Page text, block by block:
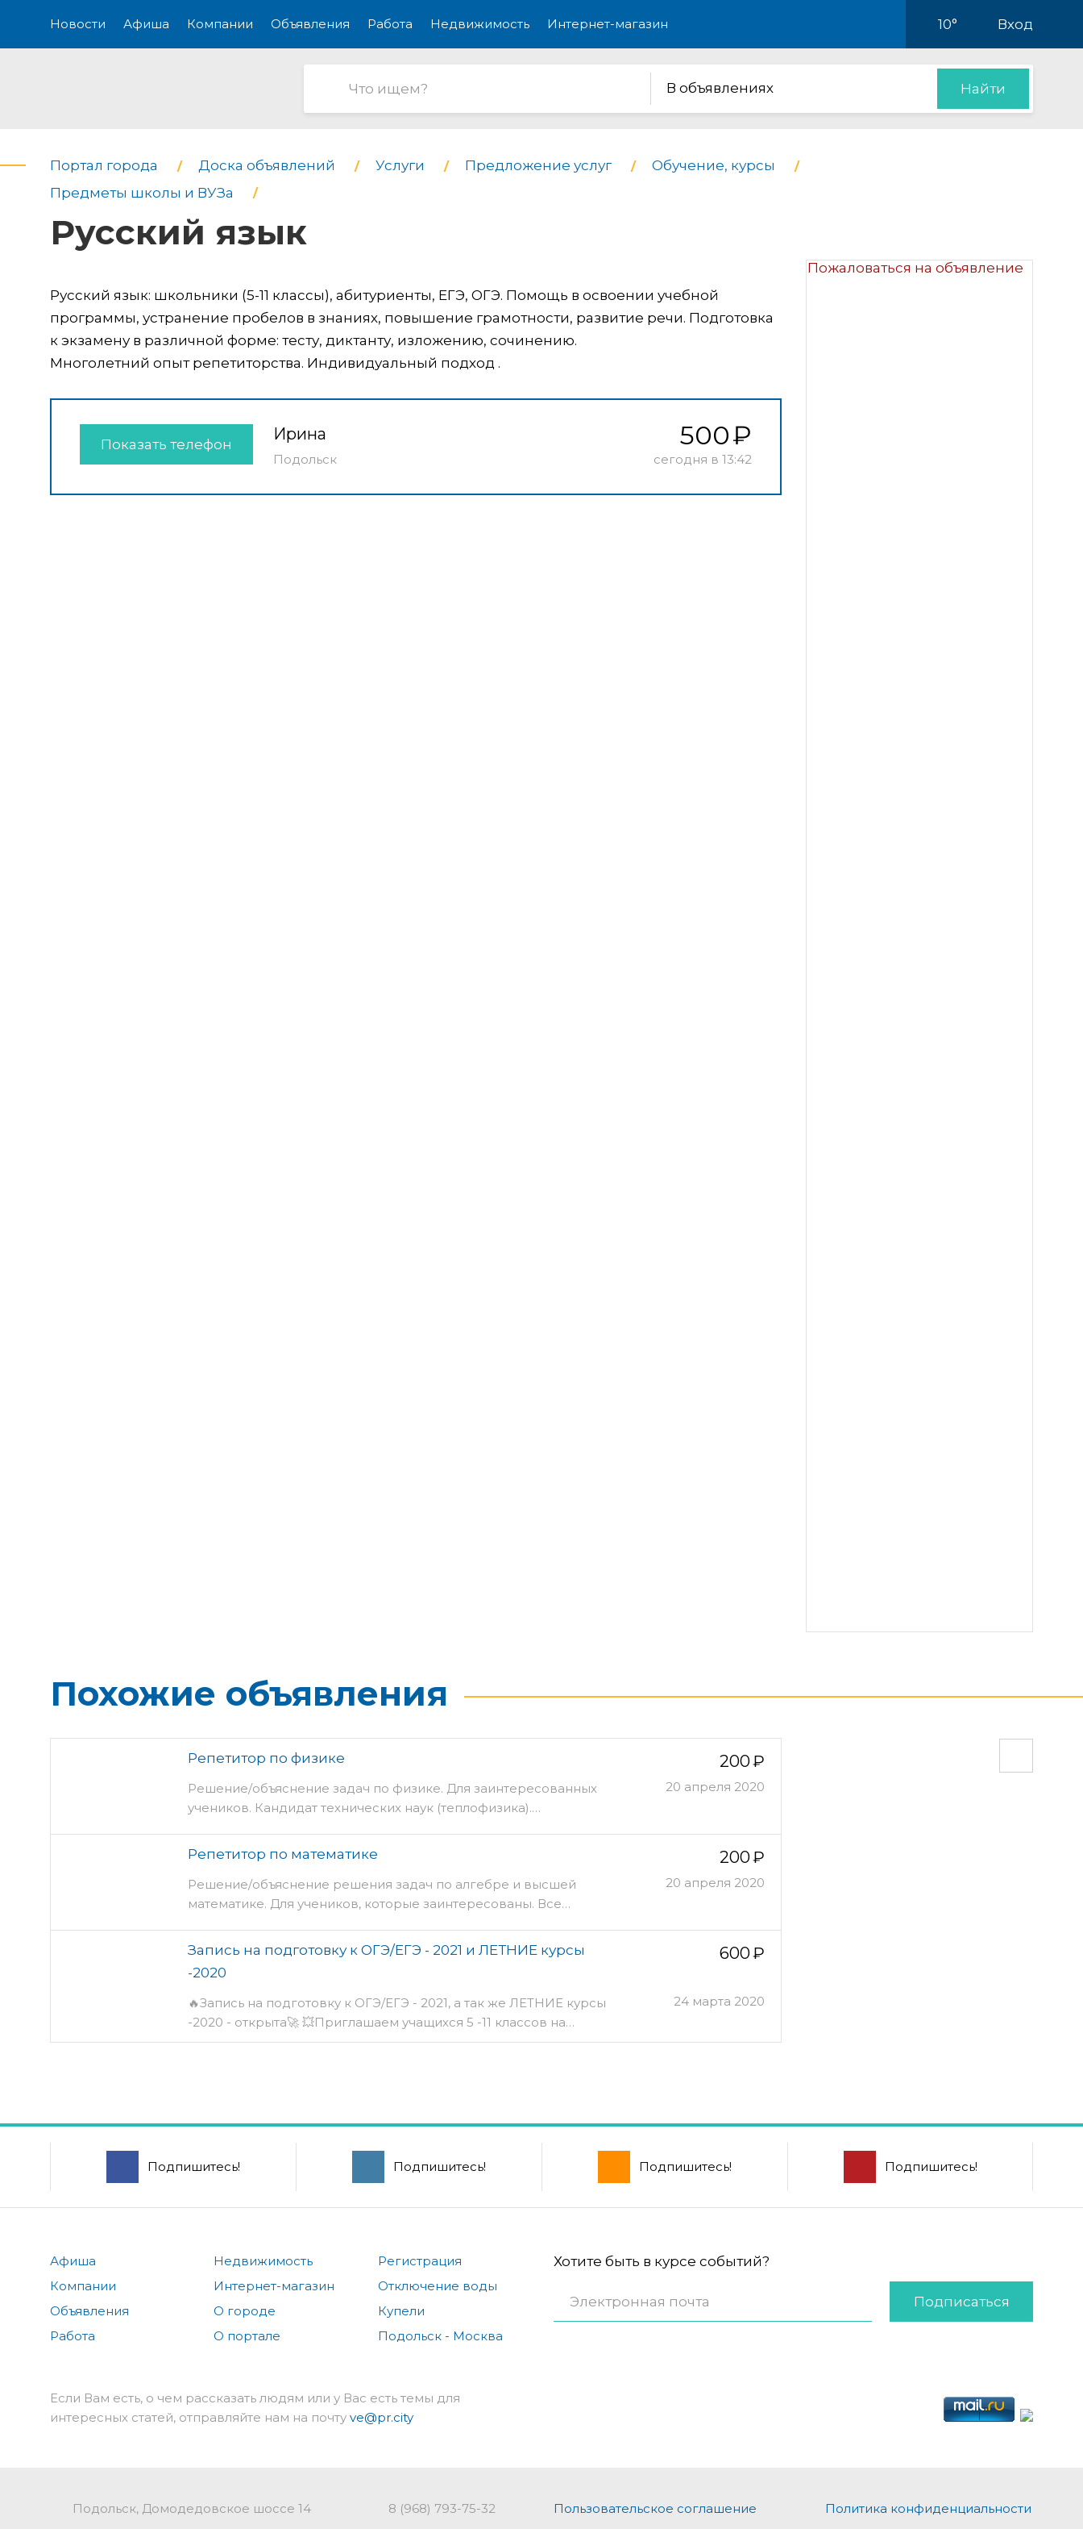
Новости Афиша Компании Объявления Работа Недвижимость Интернет-магазин 10° Вход
В объявлениях Найти
Портал города Доска объявлений Услуги Предложение услуг
Обучение, курсы
Предметы школы и ВУЗа
Русский язык
Пожаловаться на объявление
Русский язык: школьники (5-11 классы), абитуриенты, ЕГЭ, ОГЭ. Помощь в освоении учебной
программы, устранение пробелов в знаниях, повышение грамотности, развитие речи. Подготовка
к экзамену в различной форме: тесту, диктанту, изложению, сочинению.
Многолетний опыт репетиторства. Индивидуальный подход .
Показать телефон
Ирина
Подольск
500
сегодня в 13:42
Похожие объявления
Репетитор по физике 200
Решение/объяснение задач по физике. Для заинтересованных
учеников. Кандидат технических наук (теплофизика).…
20 апреля 2020
Репетитор по математике 200
Решение/объяснение решения задач по алгебре и высшей
математике. Для учеников, которые заинтересованы. Все…
20 апреля 2020
Запись на подготовку к ОГЭ/ЕГЭ - 2021 и ЛЕТНИЕ курсы
-2020
600
🔥Запись на подготовку к ОГЭ/ЕГЭ - 2021, а так же ЛЕТНИЕ курсы
-2020 - открыта🚀 💥Приглашаем учащихся 5 -11 классов на…
24 марта 2020
Подпишитесь! Подпишитесь! Подпишитесь! Подпишитесь!
Афиша
Компании
Объявления
Работа
Недвижимость
Интернет-магазин
О городе
О портале
Регистрация
Отключение воды
Купели
Подольск - Москва
Хотите быть в курсе событий?
Подписаться
Если Вам есть, о чем рассказать людям или у Вас есть темы для
интересных статей, отправляйте нам на почту ve@pr.city
Подольск, Домодедовское шоссе 14 8 (968) 793-75-32 Пользовательское соглашение Политика конфиденциальности